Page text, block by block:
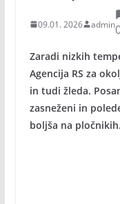
09.01. 2026 admin
Zaradi nizkih
Agencija RS za
in tudi žleda.
zasneženi in
boljša na pločnikih.